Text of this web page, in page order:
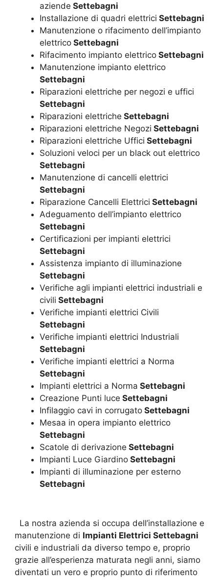
aziende Settebagni
Installazione di quadri elettrici Settebagni
Manutenzione o rifacimento dell’impianto
elettrico Settebagni
Rifacimento impianto elettrico Settebagni
Manutenzione impianto elettrico
Settebagni
Riparazioni elettriche per negozi e uffici
Settebagni
Riparazioni elettriche Settebagni
Riparazioni elettriche Negozi Settebagni
Riparazioni elettriche Uffici Settebagni
Soluzioni veloci per un black out elettrico
Settebagni
Manutenzione di cancelli elettrici
Settebagni
Riparazione Cancelli Elettrici Settebagni
Adeguamento dell’impianto elettrico
Settebagni
Certificazioni per impianti elettrici
Settebagni
Assistenza impianto di illuminazione
Settebagni
Verifiche agli impianti elettrici industriali e
civili Settebagni
Verifiche impianti elettrici Civili
Settebagni
Verifiche impianti elettrici Industriali
Settebagni
Verifiche impianti elettrici a Norma
Settebagni
Impianti elettrici a Norma Settebagni
Creazione Punti luce Settebagni
Infilaggio cavi in corrugato Settebagni
Mesaa in opera impianto elettrico
Settebagni
Scatole di derivazione Settebagni
Impianti Luce Giardino Settebagni
Impianti di illuminazione per esterno
Settebagni
La nostra azienda si occupa dell’installazione e
manutenzione di Impianti Elettrici Settebagni
civili e industriali da diverso tempo e, proprio
grazie all’esperienza maturata negli anni, siamo
diventati un vero e proprio punto di riferimento